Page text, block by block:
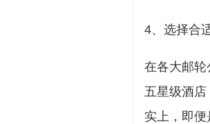
4、选择合
在各大邮轮
五星级酒店
实上，即